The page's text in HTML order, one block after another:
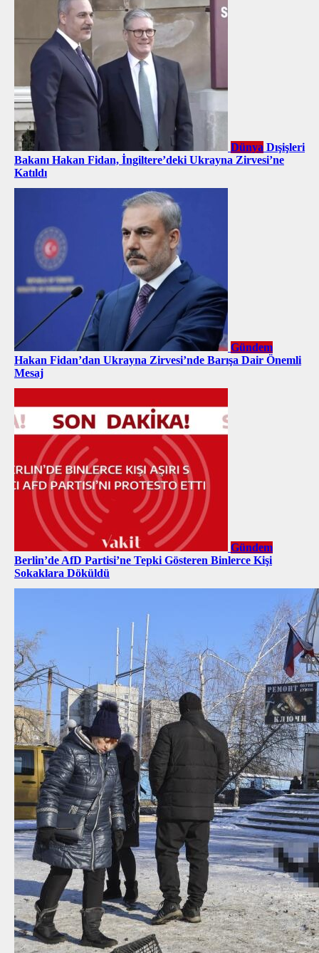
Dünya Dışişleri
Bakanı Hakan Fidan, İngiltere’deki Ukrayna Zirvesi’ne
Katıldı
Gündem
Hakan Fidan’dan Ukrayna Zirvesi’nde Barışa Dair Önemli
Mesaj
Gündem
Berlin’de AfD Partisi’ne Tepki Gösteren Binlerce Kişi
Sokaklara Döküldü